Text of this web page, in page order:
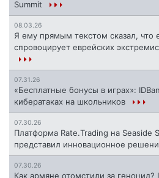
Summit
08.03.26
Я ему прямым текстом сказал, что
спровоцирует еврейских
07.31.26
«Бесплатные бонусы в играх»:
кибератаках на школьников
07.30.26
Платформа Rate.Trading на Seaside
представил инновационное
07.30.26
Как армяне отомстили за